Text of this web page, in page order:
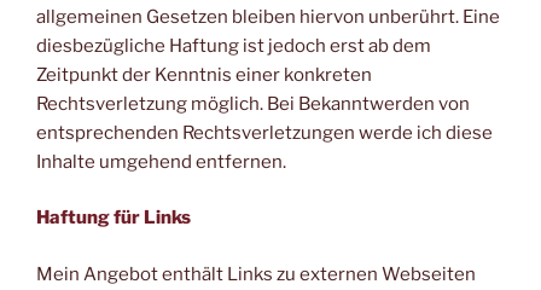
allgemeinen Gesetzen bleiben hiervon unberührt. Eine
diesbezügliche Haftung ist jedoch erst ab dem
Zeitpunkt der Kenntnis einer konkreten
Rechtsverletzung möglich. Bei Bekanntwerden von
entsprechenden Rechtsverletzungen werde ich diese
Inhalte umgehend entfernen.
Haftung für Links
Mein Angebot enthält Links zu externen Webseiten